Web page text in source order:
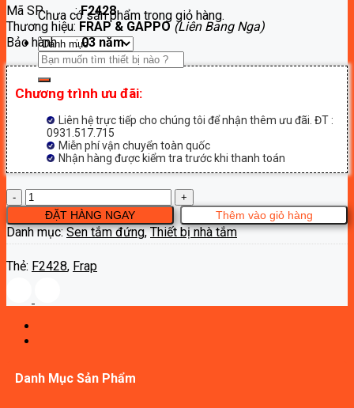
Chưa có sản phẩm trong giỏ hàng.
Tìm
kiếm:
là:
4,700,000₫.
tại
là:
2,590,000₫.
Mã SP :F2428
Thương hiệu: FRAP & GAPPO(Liên Bang Nga)
Bảo hành :03 năm
Chương trình ưu đãi:
Liên hệ trực tiếp cho chúng tôi để nhận thêm ưu đãi. ĐT :
0931.517.715
Miễn phí vận chuyển toàn quốc
Nhận hàng được kiểm tra trước khi thanh toán
Sen
cây
tắm
nóng
Frap
số
Thêm vào giỏ hàng
ĐẶT HÀNG NGAY
Danh mục:Sen tắm đứng,Thiết bị nhà tắm
Thẻ: F2428, Frap
Danh Mục Sản Phẩm